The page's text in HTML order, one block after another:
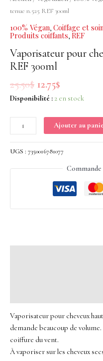
tenue n.525 REF 300ml
100% Végan, Coiffage et
Produits coiffants, REF
Vaporisateur pour
REF 300ml
25.50$ 12.75$
Disponibilité : 2 en stock
n.525
300ml
Ajouter au
UGS : 7350016781077
Commande
Vaporisateur pour cheveux
demande beaucoup de
coiffure du vent.
À vaporiser sur les cheveux